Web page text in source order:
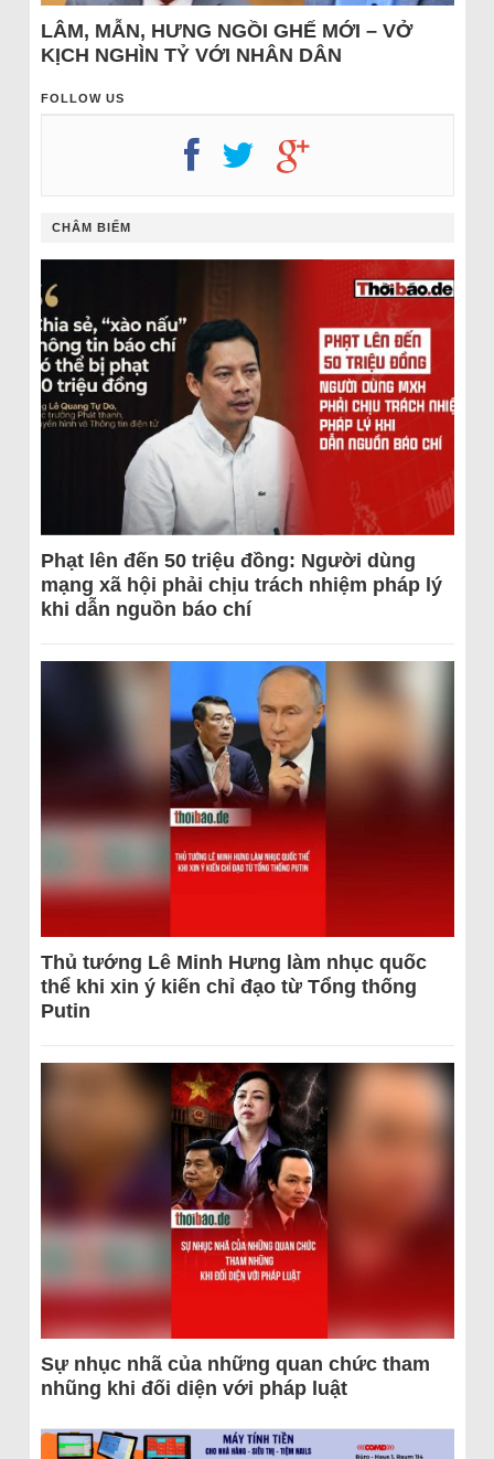
LÂM, MẪN, HƯNG NGỒI GHẾ MỚI – VỞ
KỊCH NGHÌN TỶ VỚI NHÂN DÂN
FOLLOW US
CHÂM BIẾM
Phạt lên đến 50 triệu đồng: Người dùng
mạng xã hội phải chịu trách nhiệm pháp lý
khi dẫn nguồn báo chí
Thủ tướng Lê Minh Hưng làm nhục quốc
thể khi xin ý kiến chỉ đạo từ Tổng thống
Putin
Sự nhục nhã của những quan chức tham
nhũng khi đối diện với pháp luật